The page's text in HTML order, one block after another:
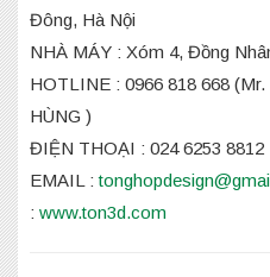
Đông, Hà Nội
NHÀ MÁY : Xóm 4, Đồng
HOTLINE : 0966 818 668
HÙNG )
ĐIỆN THOẠI : 024 6253 8812
EMAIL :
: www.ton3d.com